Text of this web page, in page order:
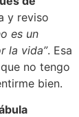
y reviso
es un
la vida”. Esa
no tengo
bien.